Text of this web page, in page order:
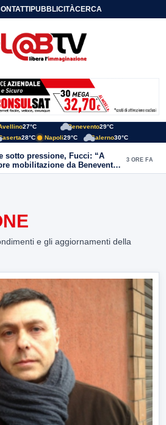
PUBBLICITÀCERCA
27°C Benevento29°C
28°C Napoli29°C Salerno30°C
sotto pressione, Fucci: “A
mobilitazione da Benevento
3 ORE FA
e gli aggiornamenti della